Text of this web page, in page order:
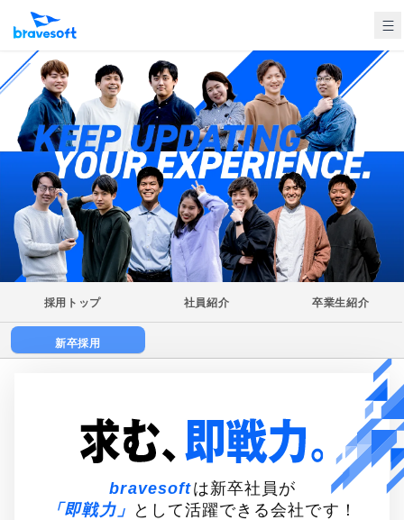
採用トップ 社員紹介 卒業生紹介
新卒採用
bravesoftは新卒社員が
「即戦力」 として活躍できる会社です！